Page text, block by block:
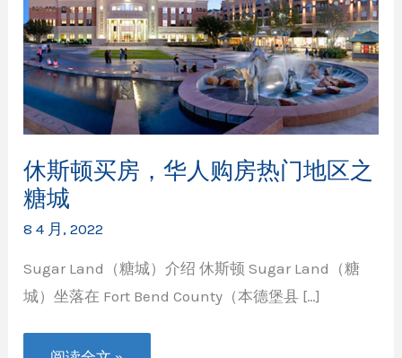
休斯顿买房，华人购房热门地区之
糖城
8 4 月, 2022
Sugar Land（糖城）介绍 休斯顿 Sugar Land（糖
城）坐落在 Fort Bend County（本德堡县 […]